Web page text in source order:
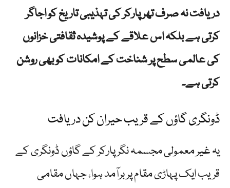
دریافت نہ صرف تھرپارکر کی تہذیبی تاریخ کو اجاگر
کرتی ہے بلکہ اس علاقے کے پوشیدہ ثقافتی خزانوں
کی عالمی سطح پر شناخت کے امکانات کو بھی روشن
کرتی ہے۔
ڈونگری گاؤں کے قریب حیران کن دریافت
یہ غیر معمولی مجسمہ نگرپارکر کے گاؤں ڈونگری کے
قریب ایک پہاڑی مقام پر برآمد ہوا، جہاں مقامی